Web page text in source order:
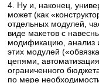
4. Ну и, наконец,
может (как
отдельных модулей,
виде макетов с
модификацию, анализ
этих модулей
цепями,
ограниченного
по мере